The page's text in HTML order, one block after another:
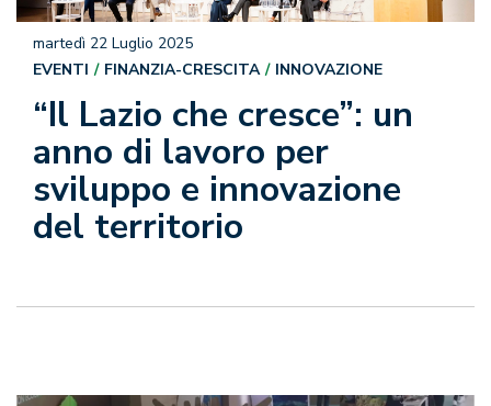
“Il Lazio che cresce”: un
anno di lavoro per
sviluppo e innovazione
del territorio
martedì 22 Luglio 2025
EVENTI
FINANZIA-CRESCITA INNOVAZIONE